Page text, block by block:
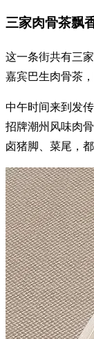
三家肉骨茶飘
这一条街共有三
嘉宾巴生肉骨茶
中午时间来到发
招牌潮州风味肉
卤猪脚、菜尾，